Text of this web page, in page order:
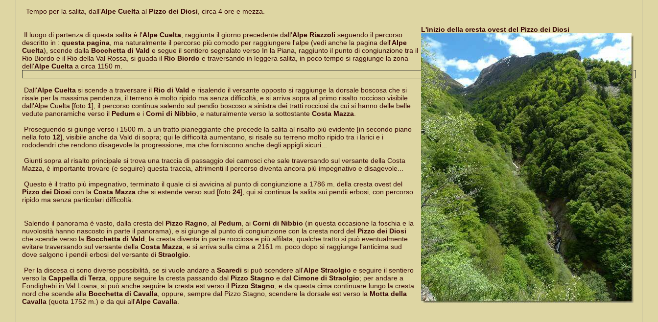
Tempo per la salita, dall'Alpe Cuelta al Pizzo dei Diosi , circa 4 ore e mezza.
L'inizio della cresta ovest del Pizzo dei Diosi
Il luogo di partenza di questa salita è l'Alpe Cuelta , raggiunta il giorno precedente dall'Alpe Riazzoli seguendo il percorso
descritto in : questa pagina , ma naturalmente il percorso più comodo per raggiungere l'alpe (vedi anche la pagina dell'Alpe
Cuelta), scende dalla Bocchetta di Vald e segue il sentiero segnalato verso In la Piana, raggiunto il punto di congiunzione tra il
Rio Biordo e il Rio della Val Rossa, si guada il Rio Biordo e traversando in leggera salita, in poco tempo si raggiunge la zona
dell'Alpe Cuelta a circa 1150 m.
Dall'Alpe Cuelta si scende a traversare il Rio di Vald e risalendo il versante opposto si raggiunge la dorsale boscosa che si
risale per la massima pendenza, il terreno è molto ripido ma senza difficoltà, e si arriva sopra al primo risalto roccioso visibile
dall'Alpe Cuelta [foto 1], il percorso continua salendo sul pendio boscoso a sinistra dei tratti rocciosi da cui si hanno delle belle
vedute panoramiche verso il Pedum e i Corni di Nibbio , e naturalmente verso la sottostante Costa Mazza
Proseguendo si giunge verso i 1500 m. a un tratto pianeggiante che precede la salita al risalto più evidente [in secondo piano
nella foto 12], visibile anche da Vald di sopra; qui le difficoltà aumentano, si risale su terreno molto ripido tra i larici e i
rododendri che rendono disagevole la progressione, ma che forniscono anche degli appigli sicuri...
Giunti sopra al risalto principale si trova una traccia di passaggio dei camosci che sale traversando sul versante della Costa
Mazza, è importante trovare (e seguire) questa traccia, altrimenti il percorso diventa ancora più impegnativo e disagevole...
Questo è il tratto più impegnativo, terminato il quale ci si avvicina al punto di congiunzione a 1786 m. della cresta ovest del
Pizzo dei Diosi con la Costa Mazza che si estende verso sud [foto 24], qui si continua la salita sui pendii erbosi, con percorso
ripido ma senza particolari difficoltà.
Salendo il panorama è vasto, dalla cresta del Pizzo Ragno , al Pedum , ai Corni di Nibbio (in questa occasione la foschia e la
nuvolosità hanno nascosto in parte il panorama), e si giunge al punto di congiunzione con la cresta nord del Pizzo dei Diosi
che scende verso la Bocchetta di Vald; la cresta diventa in parte rocciosa e più affilata, qualche tratto si può eventualmente
evitare traversando sul versante della Costa Mazza , e si arriva sulla cima a 2161 m. poco dopo si raggiunge l'anticima sud
dove salgono i pendii erbosi del versante di Straolgio
Per la discesa ci sono diverse possibilità, se si vuole andare a Scaredi si può scendere all'Alpe Straolgio e seguire il sentiero
verso la Cappella di Terza , oppure seguire la cresta passando dal Pizzo Stagno e dal Cimone di Straolgio; per andare a
Fondighebi in Val Loana, si può anche seguire la cresta est verso il Pizzo Stagno , e da questa cima continuare lungo la cresta
nord che scende alla Bocchetta di Cavalla , oppure, sempre dal Pizzo Stagno, scendere la dorsale est verso la Motta della
Cavalla (quota 1752 m.) e da qui all'Alpe Cavalla